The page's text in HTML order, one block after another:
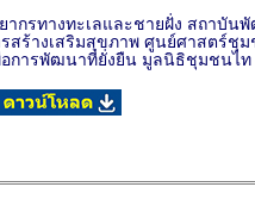
ากรทางทะเลและชายฝั่ง สถาบั
ร้างเสริมสุขภาพ ศูนย์ศาสตร์ชุม
การพัฒนาที่ยั่งยืน มูลนิธิชุมชนไ